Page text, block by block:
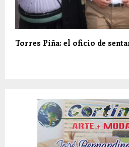
Torres Piña: el oficio de